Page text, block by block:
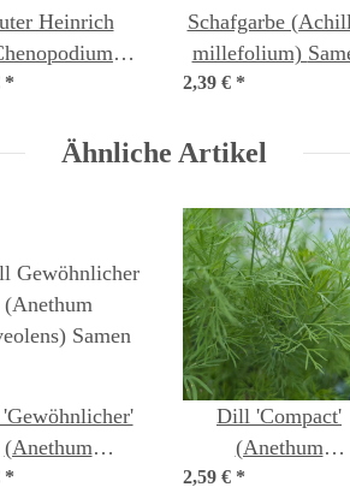
Heinrich
henricus) Bio
*
Schafgarbe
millefolium)
2,39 € *
Ähnliche Artikel
(Anethum
Samen
*
Dill 'Compact'
(Anethum
graveolens) Samen
2,59 € *